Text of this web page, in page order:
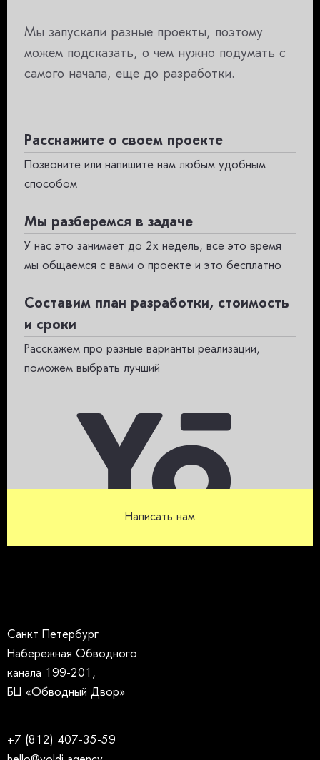
Мы запускали разные проекты, поэтому
можем подсказать, о чем нужно подумать с
самого начала, еще до разработки.
Расскажите о своем проекте
Позвоните или напишите нам любым удобным
способом
Мы разберемся в задаче
У нас это занимает до 2х недель, все это время
мы общаемся с вами о проекте и это бесплатно
Составим план разработки, стоимость
и сроки
Расскажем про разные варианты реализации,
поможем выбрать лучший
Написать нам
Санкт Петербург
Набережная Обводного
канала 199-201,
БЦ «Обводный Двор»
+7 (812) 407-35-59